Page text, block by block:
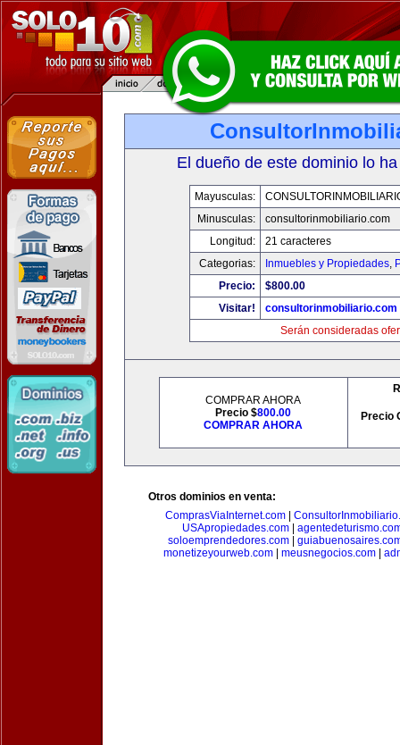
El dueño de este dominio lo
Mayusculas:
Minusculas:
consultorinmobiliario.com
Longitud:
21 caracteres
Categorias:
Inmuebles y Propiedades,
Precio:
$800.00
Visitar!
consultorinmobiliario.com
Serán consideradas
COMPRAR AHORA
Precio $800.00
COMPRAR AHORA
Precio
Otros dominios en venta:
ComprasViaInternet.com
USApropiedades.com|
soloemprendedores.com|
monetizeyourweb.com| meusnegocios.com|